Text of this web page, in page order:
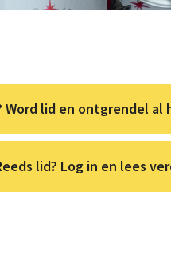
Word lid en ontgrendel al
lid? Log in en lees